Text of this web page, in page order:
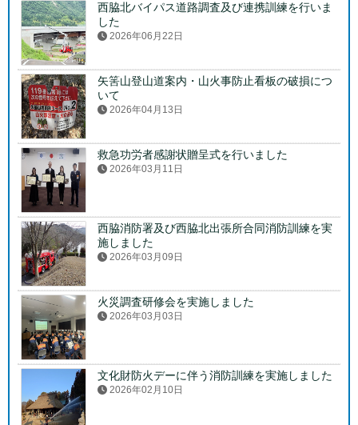
西脇北バイパス道路調査及び連携訓練を行いま
した
2026年06月22日
矢筈山登山道案内・山火事防止看板の破損につ
いて
2026年04月13日
救急功労者感謝状贈呈式を行いました
2026年03月11日
西脇消防署及び西脇北出張所合同消防訓練を実
施しました
2026年03月09日
火災調査研修会を実施しました
2026年03月03日
文化財防火デーに伴う消防訓練を実施しました
2026年02月10日